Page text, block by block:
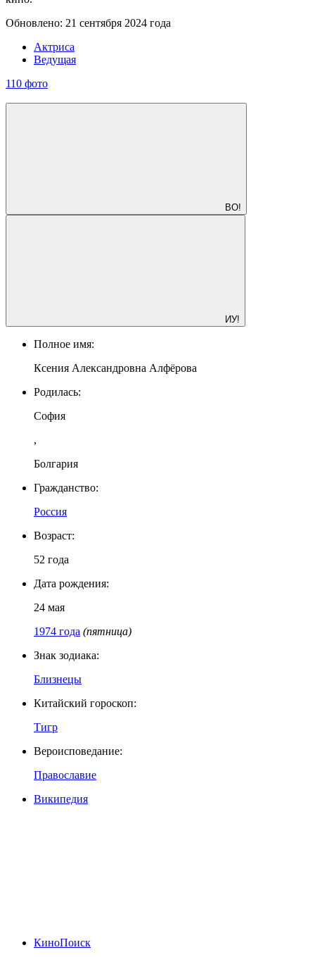
Обновлено: 21 сентября 2024 года
Актриса
Ведущая
110 фото
ВО!
ИУ!
Полное имя:
Ксения Александровна Алфёрова
Родилась:
София
,
Болгария
Гражданство:
Россия
Возраст:
52 года
Дата рождения:
24 мая
1974 года (пятница)
Знак зодиака:
Близнецы
Китайский гороскоп:
Тигр
Вероисповедание:
Православие
Википедия
КиноПоиск